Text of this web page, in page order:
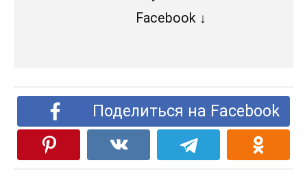
Facebook ↓
Поделиться на Facebook